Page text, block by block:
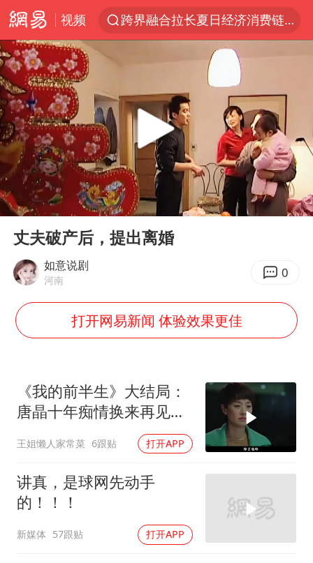
视频
跨界融合拉长夏日经济消费链条
白海豚预计将在浙江苍南到三门一带登陆
白海豚5次眼壁置换
王艺迪无缘横滨赛决赛
国足U17与阿森纳决赛取消 并列冠军
武契奇会见泽连斯基有何意图
上海大部迎大暴雨
“伊斯兰版北约”出现
上交绝杀清华 姚明笑出表情包
白海豚在海上打了个结
曝美下令调查弹药库存信息遭泄露事件
银河系根本不是扁平圆盘
构建更高水平的全民健身公共服务体系
Play
00:00 04:21
丈夫破产后，提出离婚
如意说剧
河南 0
打开网易新闻 体验效果更佳
《我的前半生》大结局：
唐晶十年痴情换来再见，
贺涵罗子君终成眷属？
王姐懒人家常菜 6跟贴 打开APP
讲真，是球网先动手
的！！！
新媒体 57跟贴 打开APP